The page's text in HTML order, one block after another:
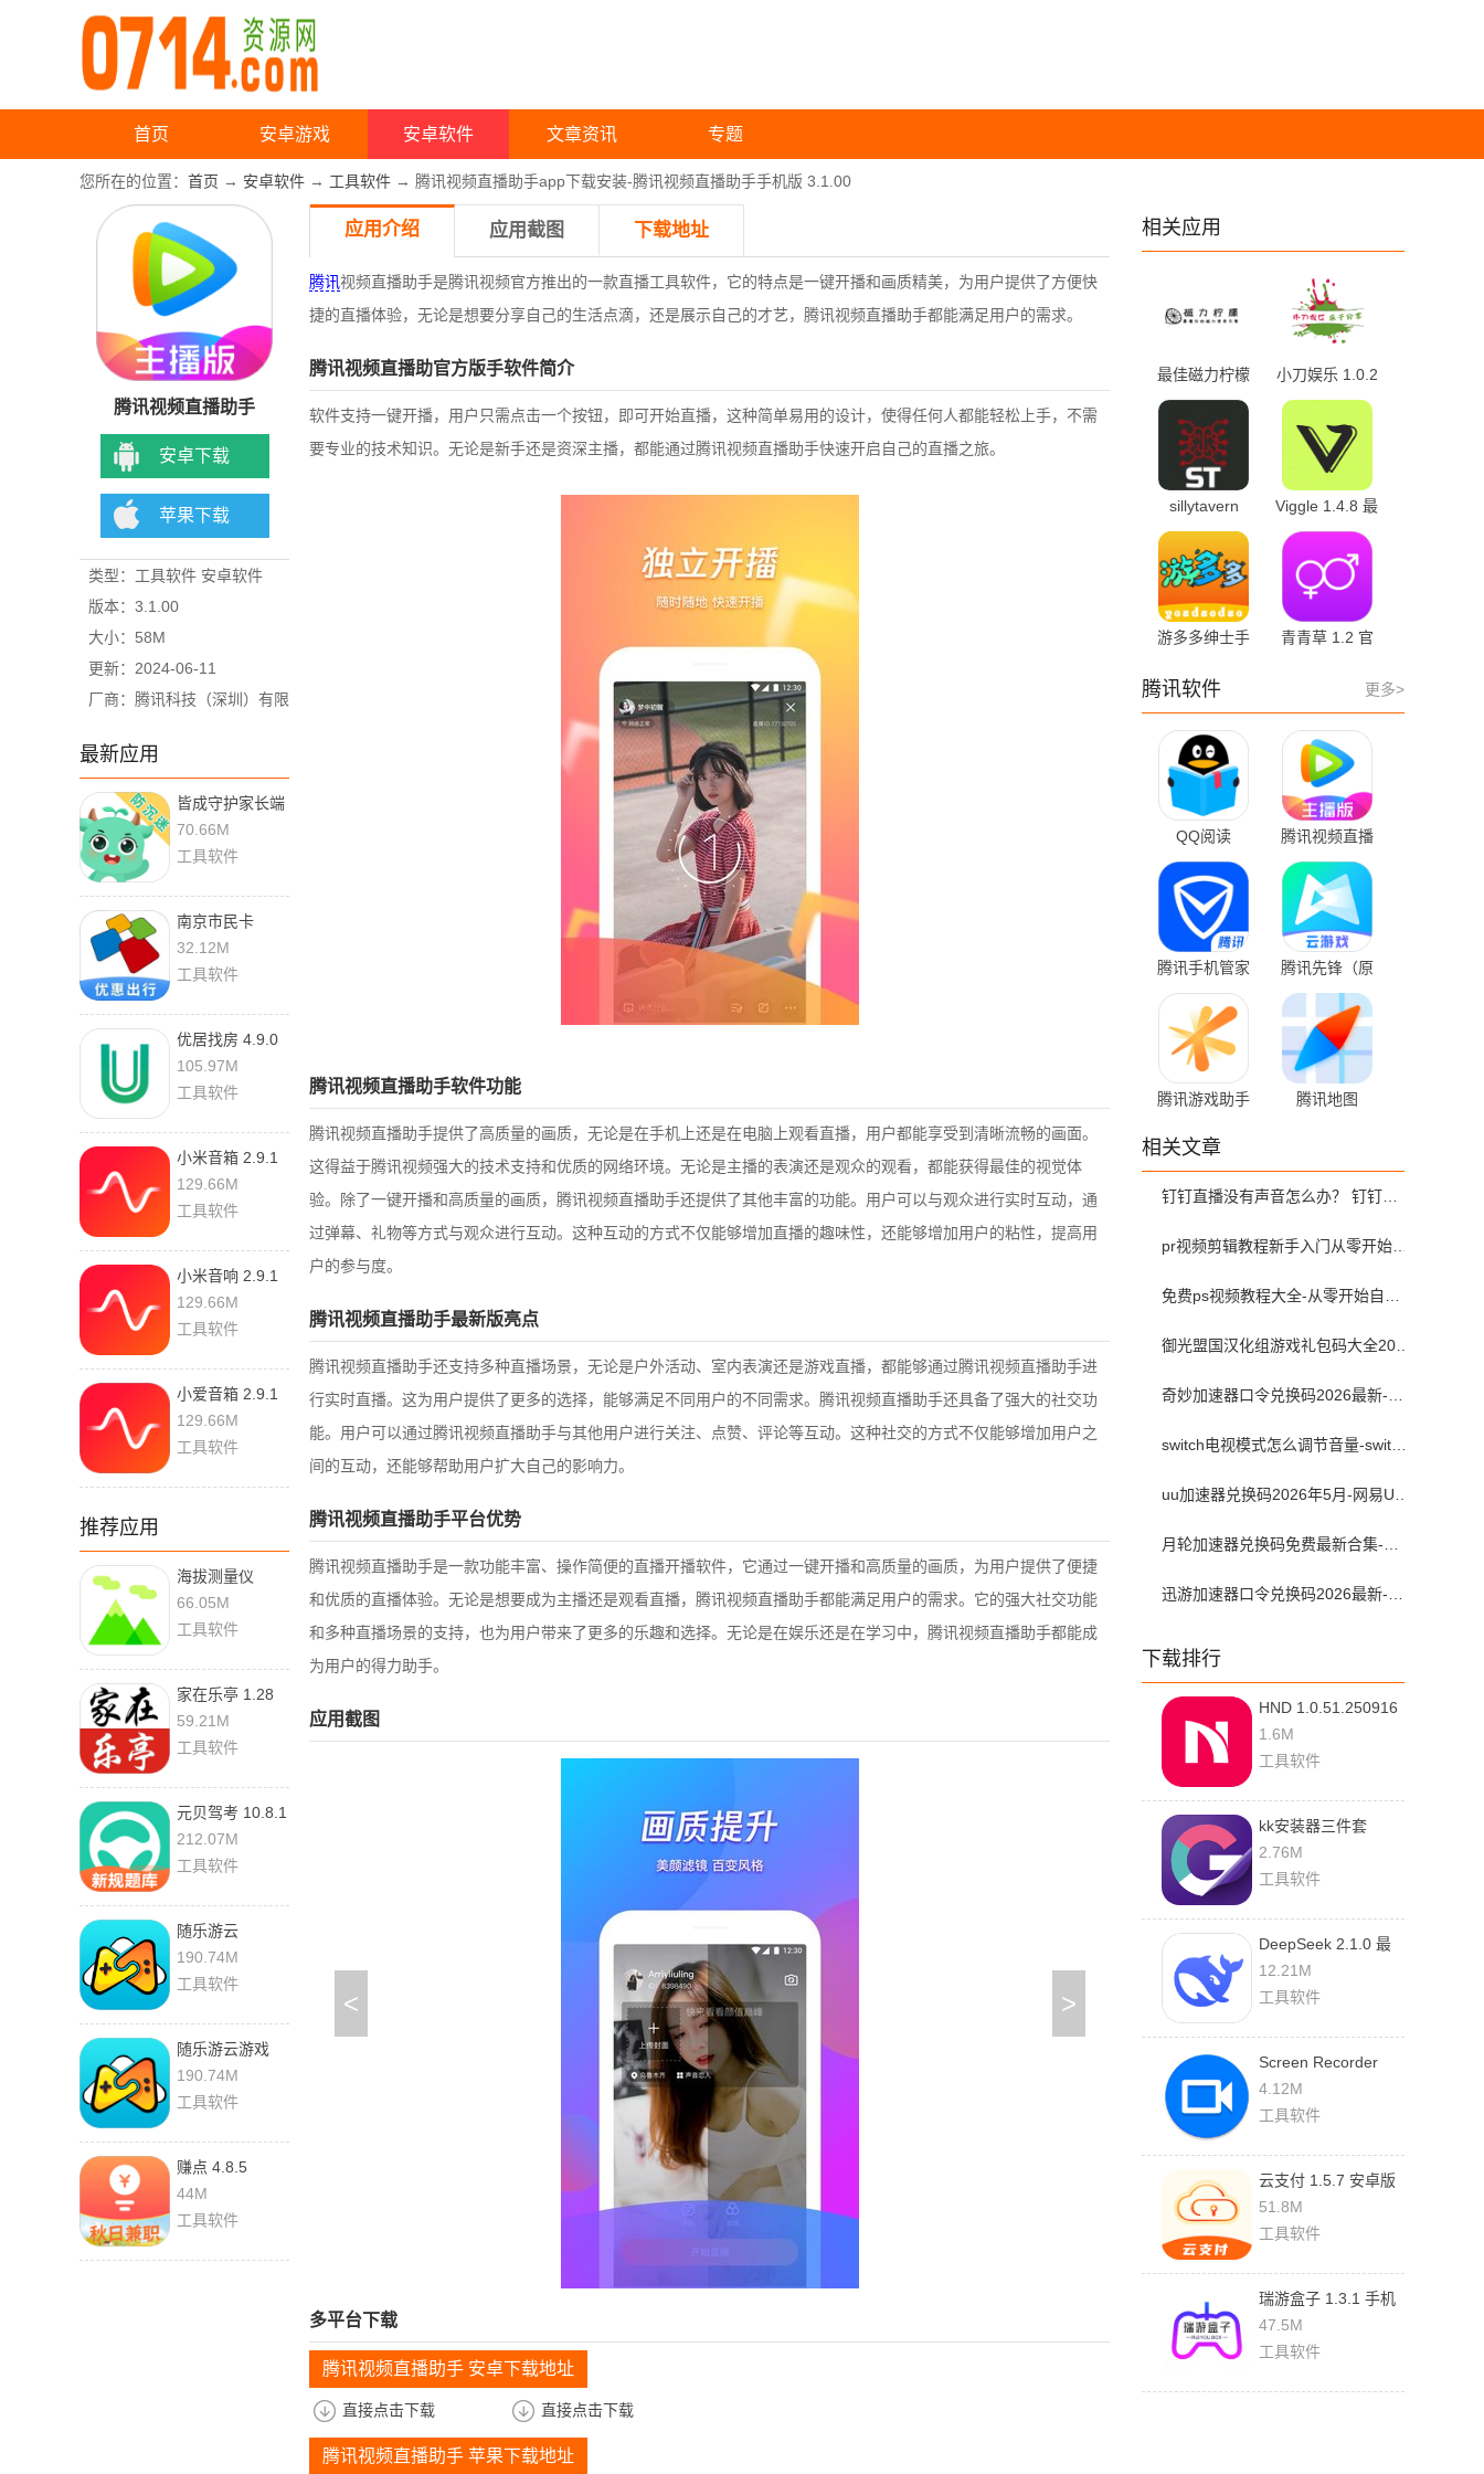
首页 安卓游戏 安卓软件 文章资讯 专题
您所在的位置： 首页 → 安卓软件 → 工具软件 → 腾讯视频直播助手app下载安装-腾讯视频直播助手手机版 3.1.00
腾讯视频直播助手
安卓下载
苹果下载
类型：工具软件 安卓软件
版本：3.1.00
大小：58M
更新：2024-06-11
厂商：腾讯科技（深圳）有限
最新应用
皆成守护家长端
Parent_261051802_Hw_3264
70.66M
工具软件
南京市民卡
V1.4.6
32.12M
工具软件
优居找房 4.9.0
105.97M
工具软件
小米音箱 2.9.1
官方版
129.66M
工具软件
小米音响 2.9.1
最新版
129.66M
工具软件
小爱音箱 2.9.1
官方版
129.66M
工具软件
推荐应用
海拔测量仪
1.4.4 最新版
66.05M
工具软件
家在乐亭 1.28
59.21M
工具软件
元贝驾考 10.8.1
212.07M
工具软件
随乐游云
4.4.3.0014 安卓
版
190.74M
工具软件
随乐游云游戏
4.4.3.0014 最新
版
190.74M
工具软件
赚点 4.8.5
44M
工具软件
应用介绍 应用截图 下载地址
腾讯视频直播助手是腾讯视频官方推出的一款直播工具软件，它的特点是一键开播和画质精美，为用户提供了方便快
捷的直播体验，无论是想要分享自己的生活点滴，还是展示自己的才艺，腾讯视频直播助手都能满足用户的需求。
腾讯视频直播助官方版手软件简介
软件支持一键开播，用户只需点击一个按钮，即可开始直播，这种简单易用的设计，使得任何人都能轻松上手，不需
要专业的技术知识。无论是新手还是资深主播，都能通过腾讯视频直播助手快速开启自己的直播之旅。
腾讯视频直播助手软件功能
腾讯视频直播助手提供了高质量的画质，无论是在手机上还是在电脑上观看直播，用户都能享受到清晰流畅的画面。
这得益于腾讯视频强大的技术支持和优质的网络环境。无论是主播的表演还是观众的观看，都能获得最佳的视觉体
验。除了一键开播和高质量的画质，腾讯视频直播助手还提供了其他丰富的功能。用户可以与观众进行实时互动，通
过弹幕、礼物等方式与观众进行互动。这种互动的方式不仅能够增加直播的趣味性，还能够增加用户的粘性，提高用
户的参与度。
腾讯视频直播助手最新版亮点
腾讯视频直播助手还支持多种直播场景，无论是户外活动、室内表演还是游戏直播，都能够通过腾讯视频直播助手进
行实时直播。这为用户提供了更多的选择，能够满足不同用户的不同需求。腾讯视频直播助手还具备了强大的社交功
能。用户可以通过腾讯视频直播助手与其他用户进行关注、点赞、评论等互动。这种社交的方式不仅能够增加用户之
间的互动，还能够帮助用户扩大自己的影响力。
腾讯视频直播助手平台优势
腾讯视频直播助手是一款功能丰富、操作简便的直播开播软件，它通过一键开播和高质量的画质，为用户提供了便捷
和优质的直播体验。无论是想要成为主播还是观看直播，腾讯视频直播助手都能满足用户的需求。它的强大社交功能
和多种直播场景的支持，也为用户带来了更多的乐趣和选择。无论是在娱乐还是在学习中，腾讯视频直播助手都能成
为用户的得力助手。
应用截图
< >
多平台下载
腾讯视频直播助手 安卓下载地址
直接点击下载 直接点击下载
腾讯视频直播助手 苹果下载地址
相关应用
最佳磁力柠檬
2.0 最新版
小刀娱乐 1.0.2
手机版
sillytavern
0.119.0-beta.3
官方版
Viggle 1.4.8 最
新版
游多多绅士手
方版
青青草 1.2 官
更多>
腾讯软件
QQ阅读
8.5.0.888 官方
版
腾讯视频直播
助手 3.1.00
腾讯手机管家
QQ微信保护
16.1.38 最新版
腾讯先锋（原
先游）
7.6.0.6921808
腾讯游戏助手
腾讯地图
相关文章
下载排行
HND 1.0.51.250916
最新版
1.6M
工具软件
kk安装器三件套
2.5.0514 安卓版
2.76M
工具软件
DeepSeek 2.1.0 最
新版
12.21M
工具软件
Screen Recorder
1.2.6.7 最新版
4.12M
工具软件
云支付 1.5.7 安卓版
51.8M
工具软件
瑞游盒子 1.3.1 手机
版
47.5M
工具软件